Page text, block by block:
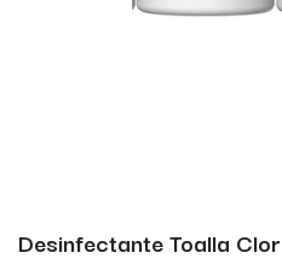
Desinfectante Toalla